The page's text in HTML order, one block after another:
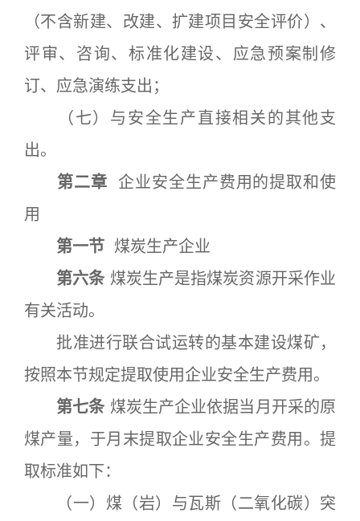
（不含新建、改建、扩建项目安全评价）、
评审、咨询、标准化建设、应急预案制修
订、应急演练支出；
（七）与安全生产直接相关的其他支
出。
第二章 企业安全生产费用的提取和使
用
第一节 煤炭生产企业
第六条 煤炭生产是指煤炭资源开采作业
有关活动。
批准进行联合试运转的基本建设煤矿，
按照本节规定提取使用企业安全生产费用。
第七条 煤炭生产企业依据当月开采的原
煤产量，于月末提取企业安全生产费用。提
取标准如下：
（一）煤（岩）与瓦斯（二氧化碳）突